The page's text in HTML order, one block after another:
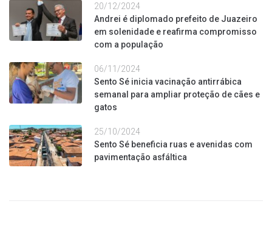
20/12/2024
Andrei é diplomado prefeito de Juazeiro
em solenidade e reafirma compromisso
com a população
06/11/2024
Sento Sé inicia vacinação antirrábica
semanal para ampliar proteção de cães e
gatos
25/10/2024
Sento Sé beneficia ruas e avenidas com
pavimentação asfáltica